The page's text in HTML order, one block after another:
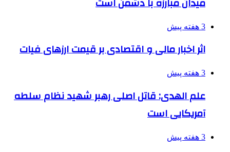
3 هفته پیش
اثر اخبار مالی و اقتصادی بر قیمت ارزهای فیات
3 هفته پیش
علم الهدی: قاتل اصلی رهبر شهید نظام سلطه
آمریکایی است
3 هفته پیش